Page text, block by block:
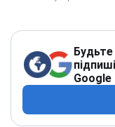
Google